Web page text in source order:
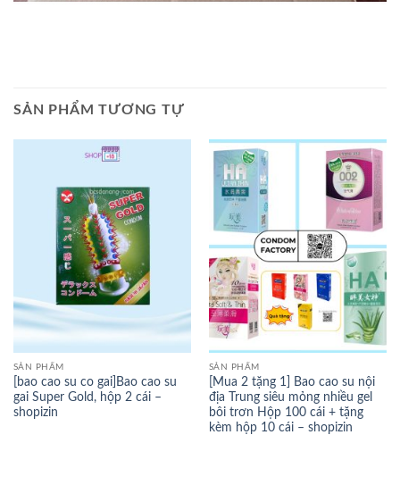
SẢN PHẨM TƯƠNG TỰ
SẢN PHẨM
[bao cao su co gai]Bao cao su
gai Super Gold, hộp 2 cái –
shopizin
SẢN PHẨM
[Mua 2 tặng 1] Bao cao su nội
địa Trung siêu mỏng nhiều gel
bôi trơn Hộp 100 cái + tặng
kèm hộp 10 cái – shopizin